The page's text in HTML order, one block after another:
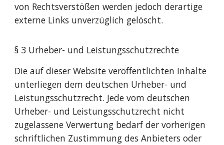
von Rechtsverstößen werden jedoch derartige
externe Links unverzüglich gelöscht.
§ 3 Urheber- und Leistungsschutzrechte
Die auf dieser Website veröffentlichten Inhalte
unterliegen dem deutschen Urheber- und
Leistungsschutzrecht. Jede vom deutschen
Urheber- und Leistungsschutzrecht nicht
zugelassene Verwertung bedarf der vorherigen
schriftlichen Zustimmung des Anbieters oder